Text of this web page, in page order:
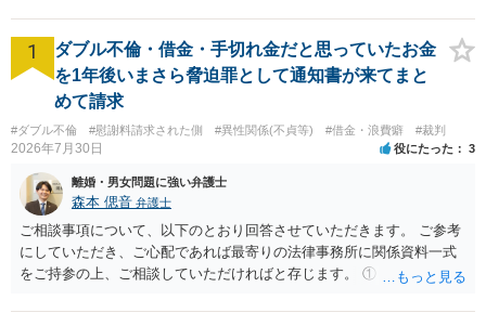
1
ダブル不倫・借金・手切れ金だと思っていたお金
を1年後いまさら脅迫罪として通知書が来てまと
めて請求
#ダブル不倫 #慰謝料請求された側 #異性関係(不貞等) #借金・浪費癖 #裁判
2026年7月30日 役にたった 3
離婚・男女問題に強い弁護士
森本 偲音 弁護士
ご相談事項について、以下のとおり回答させていただきます。 ご参考
にしていただき、ご心配であれば最寄りの法律事務所に関係資料一式
をご持参の上、ご相談していただければと存じます。 ① このLINEの
される可能性はあるのか ⇒LINEを含む１００万円の貸付に至るまでの